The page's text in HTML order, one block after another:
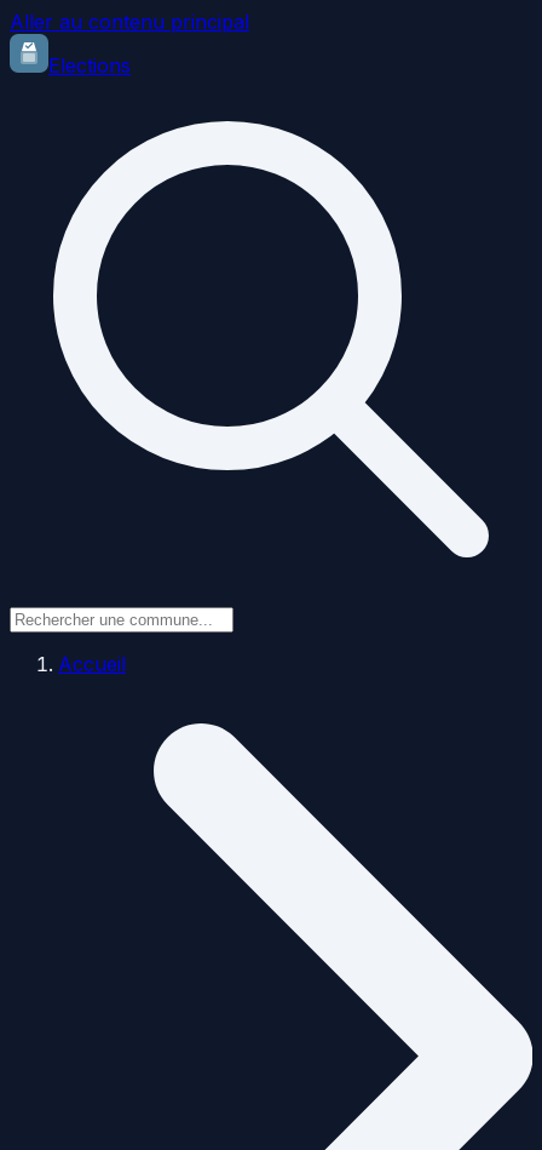
Aller au contenu principal
Elections
Accueil